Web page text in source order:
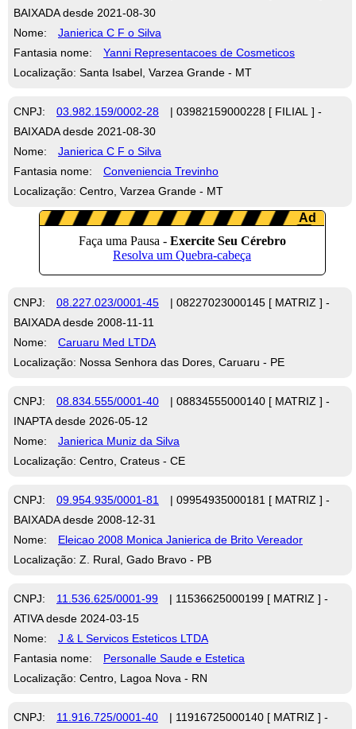
BAIXADA desde 2021-08-30
Nome:
Janierica C F o Silva
Fantasia nome:
Yanni Representacoes de Cosmeticos
Localização: Santa Isabel, Varzea Grande - MT
CNPJ: 03.982.159/0002-28
| 03982159000228 [ FILIAL ] -
BAIXADA desde 2021-08-30
Nome:
Janierica C F o Silva
Fantasia nome:
Conveniencia Trevinho
Localização: Centro, Varzea Grande - MT
CNPJ: 08.227.023/0001-45
| 08227023000145 [ MATRIZ ] -
BAIXADA desde 2008-11-11
Nome:
Caruaru Med LTDA
Localização: Nossa Senhora das Dores, Caruaru - PE
CNPJ: 08.834.555/0001-40
| 08834555000140 [ MATRIZ ] -
INAPTA desde 2026-05-12
Nome:
Janierica Muniz da Silva
Localização: Centro, Crateus - CE
CNPJ: 09.954.935/0001-81
| 09954935000181 [ MATRIZ ] -
BAIXADA desde 2008-12-31
Nome:
Eleicao 2008 Monica Janierica de Brito Vereador
Localização: Z. Rural, Gado Bravo - PB
CNPJ: 11.536.625/0001-99
| 11536625000199 [ MATRIZ ] -
ATIVA desde 2024-03-15
Nome:
J & L Servicos Esteticos LTDA
Fantasia nome:
Personalle Saude e Estetica
Localização: Centro, Lagoa Nova - RN
CNPJ: 11.916.725/0001-40
| 11916725000140 [ MATRIZ ] -